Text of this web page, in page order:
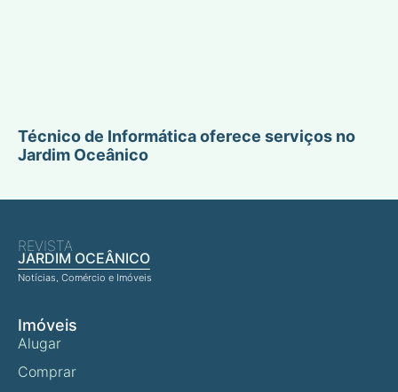
Técnico de Informática oferece serviços no
Jardim Oceânico
REVISTA
JARDIM OCEÂNICO
Notícias, Comércio e Imóveis
Imóveis
Alugar
Comprar